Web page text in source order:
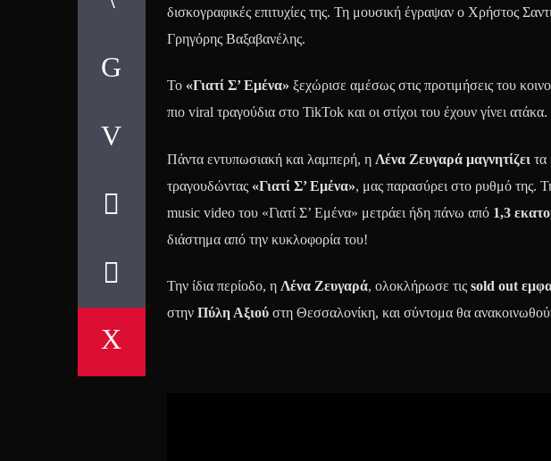
δισκογραφικές επιτυχίες της. Τη μουσική έγραψαν ο Χρήστος
Γρηγόρης Βαξαβανέλης.
Το «Γιατί Σ’ Εμένα» ξεχώρισε αμέσως στις προτιμήσεις του
πιο viral τραγούδια στο TikTok και οι στίχοι του έχουν γίνει ατάκα.
Πάντα εντυπωσιακή και λαμπερή, η Λένα Ζευγαρά μαγνητίζει τα
τραγουδώντας «Γιατί Σ’ Εμένα», μας παρασύρει στο ρυθμό της.
music video του «Γιατί Σ’ Εμένα» μετράει ήδη πάνω από 1,3
διάστημα από την κυκλοφορία του!
Την ίδια περίοδο, η Λένα Ζευγαρά, ολοκλήρωσε τις sold out
στην Πύλη Αξιούστη Θεσσαλονίκη, και σύντομα θα